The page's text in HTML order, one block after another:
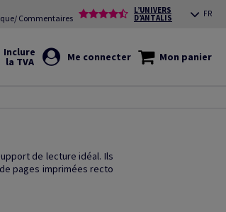
Commentaires
L’UNIVERS
D’ANTALIS FR
Me connecter Mon panier
de lecture idéal. Ils
pages imprimées recto